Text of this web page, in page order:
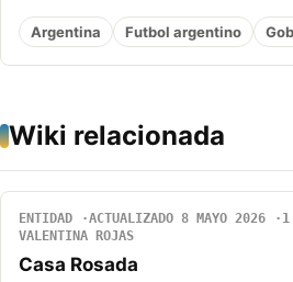
Argentina Futbol argentino
Wiki relacionada
ENTIDAD ACTUALIZADO 8 MAYO 2026
1
VALENTINA ROJAS
Casa Rosada